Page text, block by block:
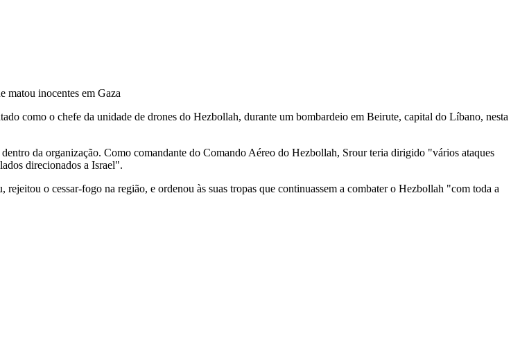
matou inocentes em Gaza
como o chefe da unidade de drones do Hezbollah, durante um bombardeio em Beirute, capital do Líbano, nesta
da organização. Como comandante do Comando Aéreo do Hezbollah, Srour teria dirigido "vários ataques
direcionados a Israel".
o cessar-fogo na região, e ordenou às suas tropas que continuassem a combater o Hezbollah "com toda a